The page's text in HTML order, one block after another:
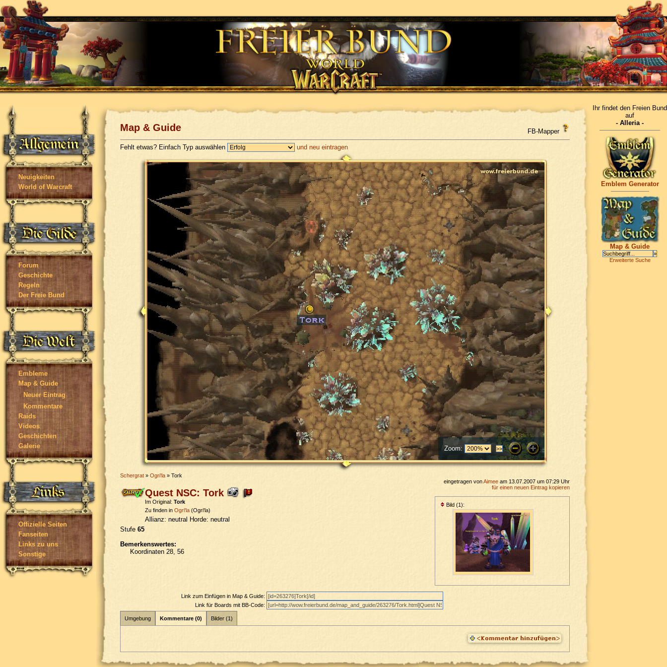
Neuigkeiten
World of Warcraft
Forum
Geschichte
Regeln
Der Freie Bund
Embleme
Map & Guide
Neuer Eintrag
Kommentare
Raids
Videos
Geschichten
Galerie
Offizielle Seiten
Fanseiten
Links zu uns
Sonstige
Map & Guide FB-Mapper
Fehlt etwas? Einfach Typ auswählen und neu eintragen
Zoom:
Schergrat » Ogri'la » Tork
eingetragen vonAimee am 13.07.2007 um 07:29 Uhr
für einen neuen Eintrag kopieren
Bild (1):
Quest NSC: Tork
Im Original: Tork
Zu finden in Ogri'la (Ogri'la)
Allianz: neutral Horde: neutral
Stufe 65
Bemerkenswertes:
Koordinaten 28, 56
Link zum Einfügen in Map & Guide:
Link für Boards mit BB-Code:
Umgebung Kommentare (0) Bilder (1)
Ihr findet den Freien Bund
auf
- Alleria -
Emblem Generator
Map & Guide
Erweiterte Suche